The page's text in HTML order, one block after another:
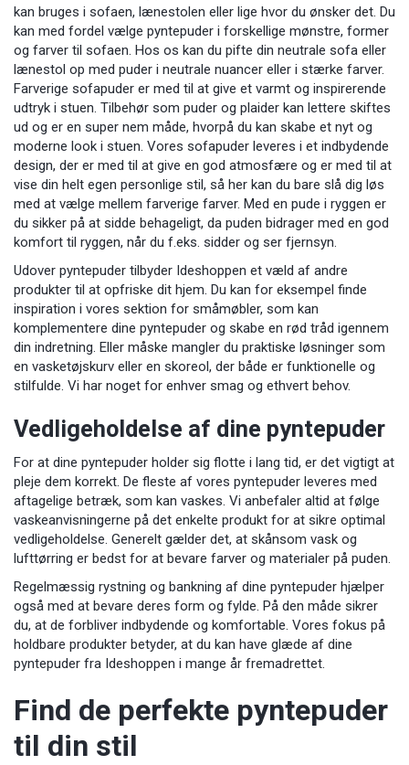
kan bruges i sofaen, lænestolen eller lige hvor du ønsker det. Du
kan med fordel vælge pyntepuder i forskellige mønstre, former
og farver til sofaen. Hos os kan du pifte din neutrale sofa eller
lænestol op med puder i neutrale nuancer eller i stærke farver.
Farverige sofapuder er med til at give et varmt og inspirerende
udtryk i stuen. Tilbehør som puder og plaider kan lettere skiftes
ud og er en super nem måde, hvorpå du kan skabe et nyt og
moderne look i stuen. Vores sofapuder leveres i et indbydende
design, der er med til at give en god atmosfære og er med til at
vise din helt egen personlige stil, så her kan du bare slå dig løs
med at vælge mellem farverige farver. Med en pude i ryggen er
du sikker på at sidde behageligt, da puden bidrager med en god
komfort til ryggen, når du f.eks. sidder og ser fjernsyn.
Udover pyntepuder tilbyder Ideshoppen et væld af andre
produkter til at opfriske dit hjem. Du kan for eksempel finde
inspiration i vores sektion for småmøbler, som kan
komplementere dine pyntepuder og skabe en rød tråd igennem
din indretning. Eller måske mangler du praktiske løsninger som
en vasketøjskurv eller en skoreol, der både er funktionelle og
stilfulde. Vi har noget for enhver smag og ethvert behov.
Vedligeholdelse af dine pyntepuder
For at dine pyntepuder holder sig flotte i lang tid, er det vigtigt at
pleje dem korrekt. De fleste af vores pyntepuder leveres med
aftagelige betræk, som kan vaskes. Vi anbefaler altid at følge
vaskeanvisningerne på det enkelte produkt for at sikre optimal
vedligeholdelse. Generelt gælder det, at skånsom vask og
lufttørring er bedst for at bevare farver og materialer på puden.
Regelmæssig rystning og bankning af dine pyntepuder hjælper
også med at bevare deres form og fylde. På den måde sikrer
du, at de forbliver indbydende og komfortable. Vores fokus på
holdbare produkter betyder, at du kan have glæde af dine
pyntepuder fra Ideshoppen i mange år fremadrettet.
Find de perfekte pyntepuder
til din stil